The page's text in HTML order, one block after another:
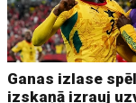
Ganas izlase
izskaņā izrauj